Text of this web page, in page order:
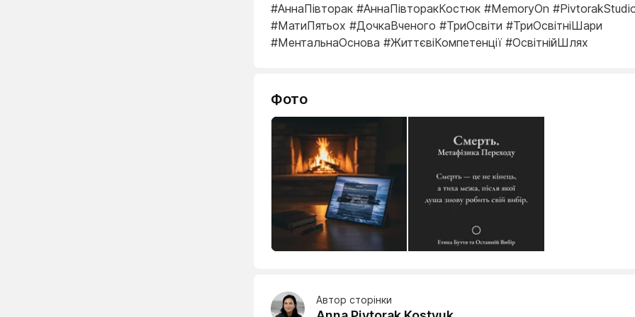
#АннаПівторак #АннаПівторакКостюк #MemoryOn
#МатиПятьох #ДочкаВченого #ТриОсвіти #ТриОсвітніШари
#МентальнаОснова #ЖиттєвіКомпетенції #ОсвітнійШлях
Фото
Автор сторінки